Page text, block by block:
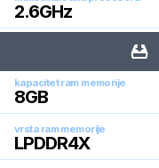
2.6GHz
kapacitet ram memorije
8GB
vrsta ram memorije
LPDDR4X